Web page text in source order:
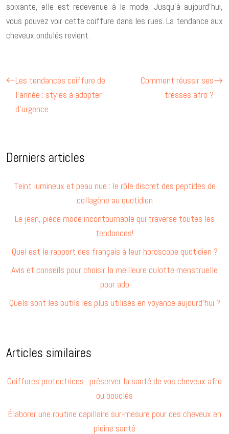
soixante, elle est redevenue à la mode. Jusqu’à aujourd’hui,
vous pouvez voir cette coiffure dans les rues. La tendance aux
cheveux ondulés revient.
Les tendances coiffure de
l’année : styles à adopter
d’urgence
Comment réussir ses
tresses afro ?
Derniers articles
Teint lumineux et peau nue : le rôle discret des peptides de
collagène au quotidien
Le jean, pièce mode incontournable qui traverse toutes les
tendances!
Quel est le rapport des français à leur horoscope quotidien ?
Avis et conseils pour choisir la meilleure culotte menstruelle
pour ado
Quels sont les outils les plus utilisés en voyance aujourd’hui ?
Articles similaires
Coiffures protectrices : préserver la santé de vos cheveux afro
ou bouclés
Élaborer une routine capillaire sur-mesure pour des cheveux en
pleine santé